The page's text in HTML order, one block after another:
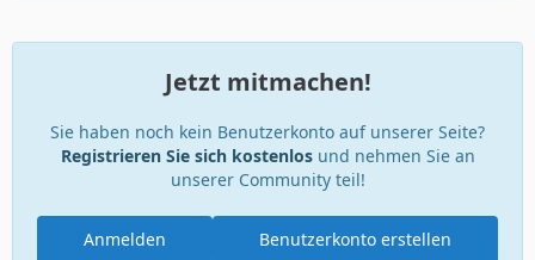
Jetzt mitmachen!
Sie haben noch kein Benutzerkonto auf unserer Seite?
Registrieren Sie sich kostenlosund nehmen Sie an
unserer Community teil!
Benutzerkonto erstellen
Anmelden